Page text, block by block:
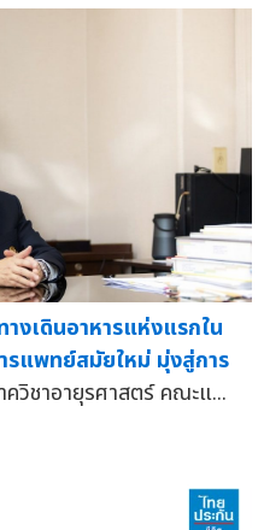
งเดินอาหารแห่งแรกใน
รแพทย์สมัยใหม่ มุ่งสู่การ
วิชาอายุรศาสตร์ คณะแ...